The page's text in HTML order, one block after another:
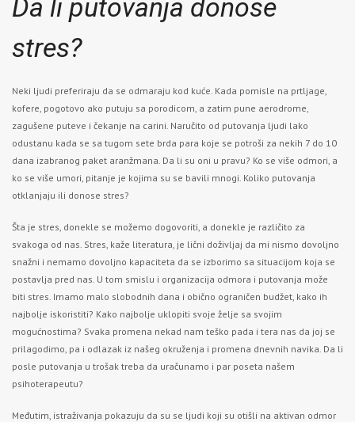
Da li putovanja donose
stres?
Neki ljudi preferiraju da se odmaraju kod kuće. Kada pomisle na prtljage,
kofere, pogotovo ako putuju sa porodicom, a zatim pune aerodrome,
zagušene puteve i čekanje na carini. Naručito od putovanja ljudi lako
odustanu kada se sa tugom sete brda para koje se potroši za nekih 7 do 10
dana izabranog paket aranžmana. Da li su oni u pravu? Ko se više odmori, a
ko se više umori, pitanje je kojima su se bavili mnogi. Koliko putovanja
otklanjaju ili donose stres?
Šta je stres, donekle se možemo dogovoriti, a donekle je različito za
svakoga od nas. Stres, kaže literatura, je lični doživljaj da mi nismo dovoljno
snažni i nemamo dovoljno kapaciteta da se izborimo sa situacijom koja se
postavlja pred nas. U tom smislu i organizacija odmora i putovanja može
biti stres. Imamo malo slobodnih dana i obično ograničen budžet, kako ih
najbolje iskoristiti? Kako najbolje uklopiti svoje želje sa svojim
mogućnostima? Svaka promena nekad nam teško pada i tera nas da joj se
prilagodimo, pa i odlazak iz našeg okruženja i promena dnevnih navika. Da li
posle putovanja u trošak treba da uračunamo i par poseta našem
psihoterapeutu?
Međutim, istraživanja pokazuju da su se ljudi koji su otišli na aktivan odmor